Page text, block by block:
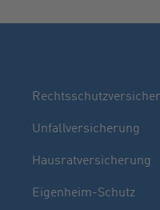
Unfallversicherung
Hausratversicherung
Eigenheim-Schutz